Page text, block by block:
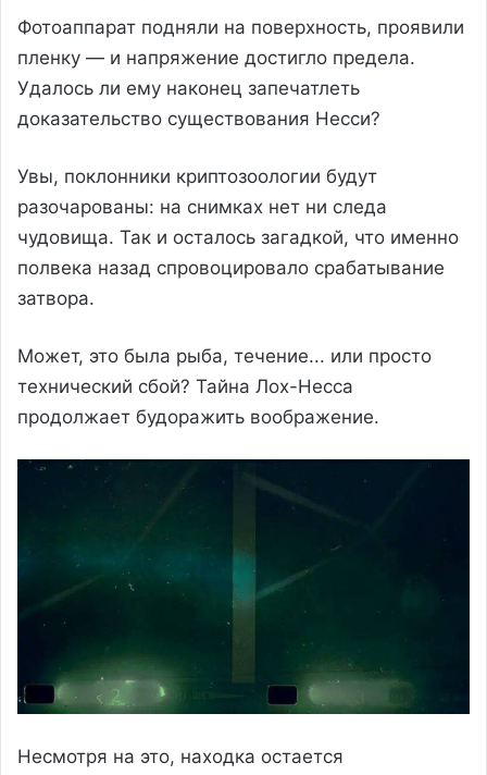
Фотоаппарат подняли на поверхность, проявили
пленку — и напряжение достигло предела.
Удалось ли ему наконец запечатлеть
доказательство существования Несси?
Увы, поклонники криптозоологии будут
разочарованы: на снимках нет ни следа
чудовища. Так и осталось загадкой, что именно
полвека назад спровоцировало срабатывание
затвора.
Может, это была рыба, течение... или просто
технический сбой? Тайна Лох-Несса
продолжает будоражить воображение.
Несмотря на это, находка остается